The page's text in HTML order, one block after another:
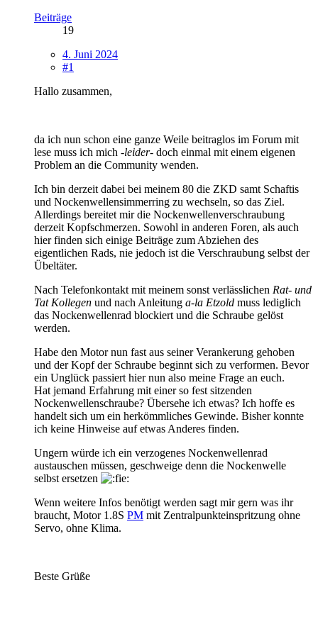
Beiträge
19
4. Juni 2024
#1
Hallo zusammen,
da ich nun schon eine ganze Weile beitraglos im Forum mit
lese muss ich mich -leider- doch einmal mit einem eigenen
Problem an die Community wenden.
Ich bin derzeit dabei bei meinem 80 die ZKD samt Schaftis
und Nockenwellensimmerring zu wechseln, so das Ziel.
Allerdings bereitet mir die Nockenwellenverschraubung
derzeit Kopfschmerzen. Sowohl in anderen Foren, als auch
hier finden sich einige Beiträge zum Abziehen des
eigentlichen Rads, nie jedoch ist die Verschraubung selbst der
Übeltäter.
Nach Telefonkontakt mit meinem sonst verlässlichen Rat- und
Tat Kollegen und nach Anleitung a-la Etzold muss lediglich
das Nockenwellenrad blockiert und die Schraube gelöst
werden.
Habe den Motor nun fast aus seiner Verankerung gehoben
und der Kopf der Schraube beginnt sich zu verformen. Bevor
ein Unglück passiert hier nun also meine Frage an euch.
Hat jemand Erfahrung mit einer so fest sitzenden
Nockenwellenschraube? Übersehe ich etwas? Ich hoffe es
handelt sich um ein herkömmliches Gewinde. Bisher konnte
ich keine Hinweise auf etwas Anderes finden.
Ungern würde ich ein verzogenes Nockenwellenrad
austauschen müssen, geschweige denn die Nockenwelle
selbst ersetzen
Wenn weitere Infos benötigt werden sagt mir gern was ihr
braucht, Motor 1.8S PM mit Zentralpunkteinspritzung ohne
Servo, ohne Klima.
Beste Grüße